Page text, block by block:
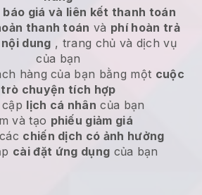
báo giá và liên kết thanh toán
thanh toán và phí hoàn trả
dung , trang chủ và dịch vụ
của bạn
hàng của bạn bằng một cuộc
trò chuyện tích hợp
lịch cá nhân của bạn
và tạo phiếu giảm giá
chiến dịch có ảnh hưởng
cài đặt ứng dụng của bạn